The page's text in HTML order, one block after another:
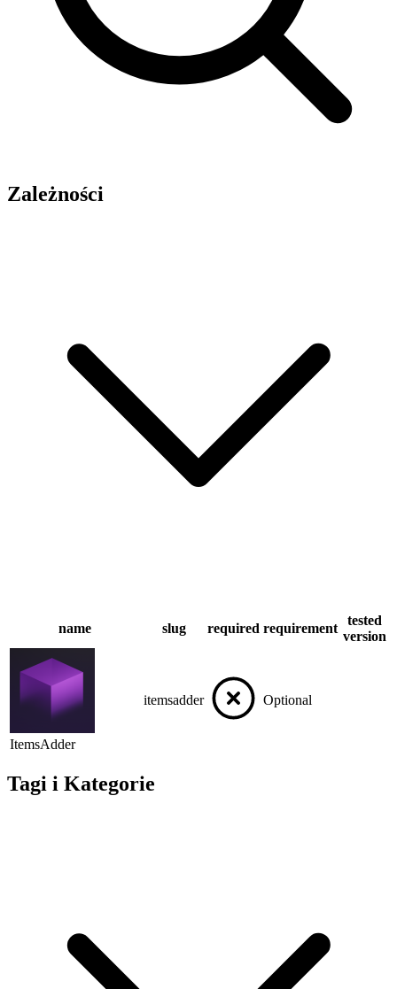
Zależności
name slug required requirement
tested
version
ItemsAdder
itemsadder Optional
Tagi i Kategorie